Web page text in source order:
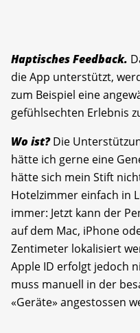
Haptisches Feedback.
die App unterstützt,
zum Beispiel eine
gefühlsechten Erlebnis
Wo ist?Die
hätte ich gerne eine
hätte sich mein Stift
Hotelzimmer einfach in
immer: Jetzt kann der
auf dem Mac, iPhone
Zentimeter lokalisiert
Apple ID erfolgt jedoch
muss manuell in der
«Geräte» angestossen